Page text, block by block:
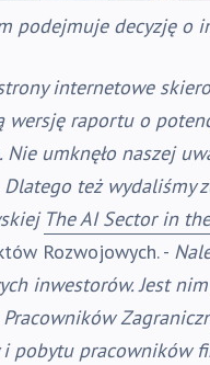
podejmuje decyzję o
internetowe
wersję raportu o
. Nie umknęło naszej
też wydaliśmy
The AI Sector in
Rozwojowych. -
inwestorów. Jest
Pracowników
pobytu pracowników